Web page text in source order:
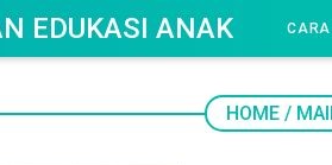
EDUKASI ANAK
HOME /